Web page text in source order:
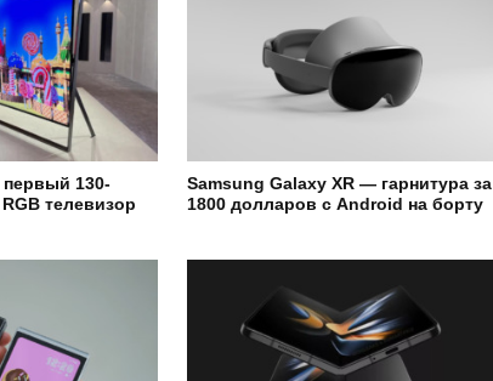
130-
телевизор
Samsung Galaxy XR — гарнитура за
1800 долларов с Android на борту